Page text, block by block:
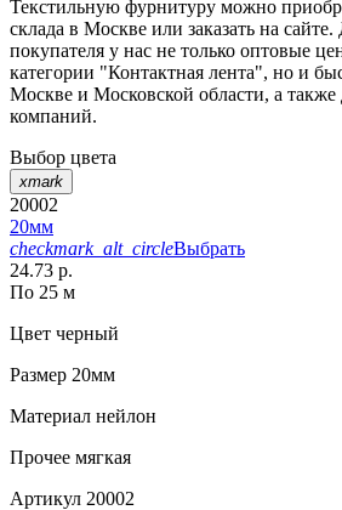
Текстильную фурнитуру можно
склада в Москве или заказать на
покупателя у нас не только оптовые
категории "Контактная лента", но и
Москве и Московской области, а
компаний.
Выбор цвета
xmark
20002
20мм
checkmark_alt_circleВыбрать
24.73 р.
По 25 м
Цвет черный
Размер 20мм
Материал нейлон
Прочее мягкая
Артикул 20002